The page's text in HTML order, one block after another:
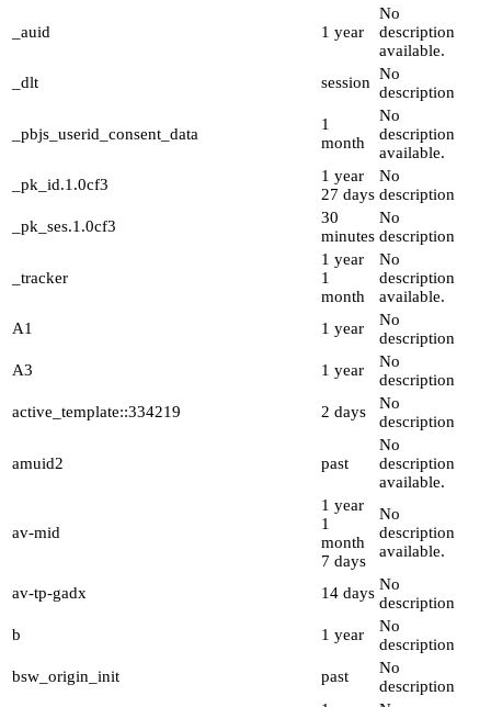
_auid 1 year
No
description
available.
_dlt
session No
description
_pbjs_userid_consent_data
1
month
No
description
available.
_pk_id.1.0cf3
1 year
27 days
No
description
_pk_ses.1.0cf3
30
minutes
No
description
_tracker
1 year
1
month
No
description
available.
A1
1 year
No
description
A3
1 year
No
description
active_template::334219
2 days
No
description
amuid2 past
No
description
available.
av-mid
1 year
1
month
7 days
No
description
available.
av-tp-gadx 14 days No
description
b
1 year
No
description
bsw_origin_init
past
No
description